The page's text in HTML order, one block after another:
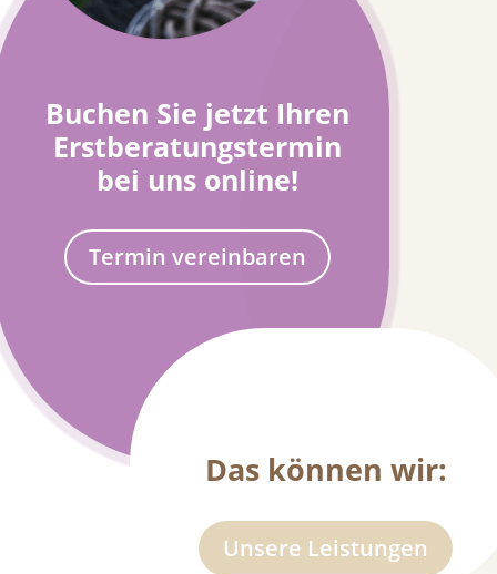
Buchen Sie jetzt Ihren
Erstberatungstermin
bei uns online!
Termin vereinbaren
Das können wir:
Unsere Leistungen